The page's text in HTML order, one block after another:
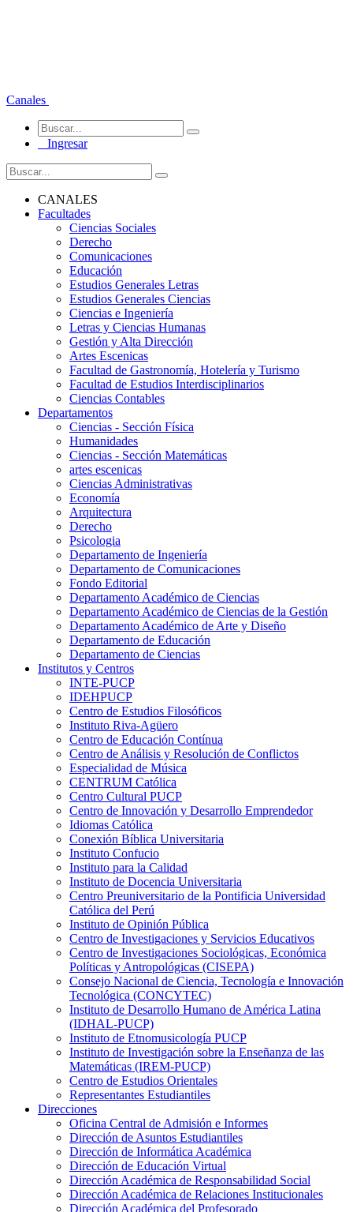
Canales
Ingresar
CANALES
Facultades
Ciencias Sociales
Derecho
Comunicaciones
Educación
Estudios Generales Letras
Estudios Generales Ciencias
Ciencias e Ingeniería
Letras y Ciencias Humanas
Gestión y Alta Dirección
Artes Escenicas
Facultad de Gastronomía, Hotelería y Turismo
Facultad de Estudios Interdisciplinarios
Ciencias Contables
Departamentos
Ciencias - Sección Física
Humanidades
Ciencias - Sección Matemáticas
artes escenicas
Ciencias Administrativas
Economía
Arquitectura
Derecho
Psicologia
Departamento de Ingeniería
Departamento de Comunicaciones
Fondo Editorial
Departamento Académico de Ciencias
Departamento Académico de Ciencias de la Gestión
Departamento Académico de Arte y Diseño
Departamento de Educación
Departamento de Ciencias
Institutos y Centros
INTE-PUCP
IDEHPUCP
Centro de Estudios Filosóficos
Instituto Riva-Agüero
Centro de Educación Contínua
Centro de Análisis y Resolución de Conflictos
Especialidad de Música
CENTRUM Católica
Centro Cultural PUCP
Centro de Innovación y Desarrollo Emprendedor
Idiomas Católica
Conexión Bíblica Universitaria
Instituto Confucio
Instituto para la Calidad
Instituto de Docencia Universitaria
Centro Preuniversitario de la Pontificia Universidad
Católica del Perú
Instituto de Opinión Pública
Centro de Investigaciones y Servicios Educativos
Centro de Investigaciones Sociológicas, Económica
Políticas y Antropológicas (CISEPA)
Consejo Nacional de Ciencia, Tecnología e Innovación
Tecnológica (CONCYTEC)
Instituto de Desarrollo Humano de América Latina
(IDHAL-PUCP)
Instituto de Etnomusicología PUCP
Instituto de Investigación sobre la Enseñanza de las
Matemáticas (IREM-PUCP)
Centro de Estudios Orientales
Representantes Estudiantiles
Direcciones
Oficina Central de Admisión e Informes
Dirección de Asuntos Estudiantiles
Dirección de Informática Académica
Dirección de Educación Virtual
Dirección Académica de Responsabilidad Social
Dirección Académica de Relaciones Institucionales
Dirección Académica del Profesorado